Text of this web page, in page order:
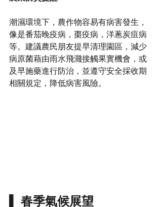
潮濕環境下，農作物容易有病害發生，
像是番茄晚疫病，棗疫病，洋蔥炭疽病
等。建議農民朋友提早清理園區，減少
病原菌藉由雨水飛濺接觸果實機會，或
及早施藥進行防治，並遵守安全採收期
相關規定，降低病害風險。
▌ 春季氣候展望